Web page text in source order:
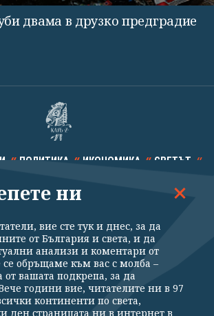
двама в друзко предградие
ПОЛИТИКА ИКОНОМИКА СВЕТЪТ
ТЕХНОЛОГИИ КАЛЕЙДОСКОП
Политика за поверителност
ни
вие сте тук и днес, за да
от България и света, и да
анализи и коментари от
се обръщаме към вас с молба –
вашата подкрепа, за да
години вие, читателите ни в 97
континенти по света,
ден страницата ни в интернет в